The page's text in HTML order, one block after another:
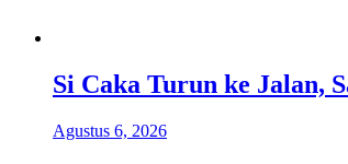
Si Caka Turun ke Jalan,
Agustus 6, 2026